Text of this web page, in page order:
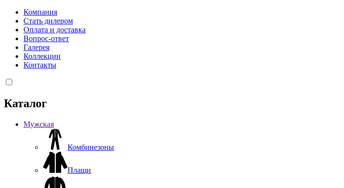
Компания
Стать дилером
Оплата и доставка
Вопрос-ответ
Галерея
Коллекции
Контакты
Каталог
Мужская
Комбинезоны
Плащи